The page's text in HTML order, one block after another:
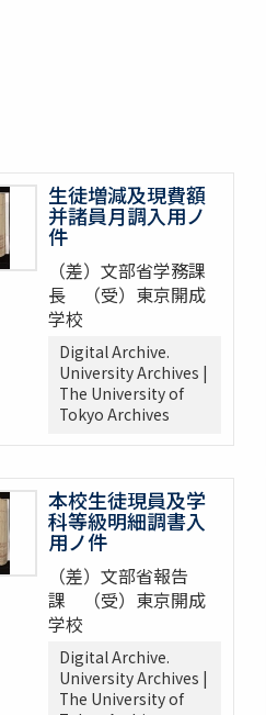
生徒増減及現費額
并諸員月調入用ノ
件
（差）文部省学務課
長 （受）東京開成
学校
Digital Archive.
University Archives |
The University of
Tokyo Archives
本校生徒現員及学
科等級明細調書入
用ノ件
（差）文部省報告
課 （受）東京開成
学校
Digital Archive.
University Archives |
The University of